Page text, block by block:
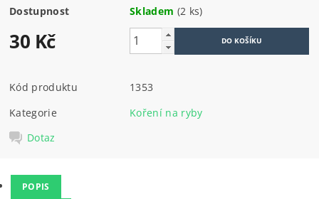
Dostupnost Skladem (2 ks)
30 Kč
Kód produktu
1353
Kategorie
Koření na ryby
Dotaz
POPIS